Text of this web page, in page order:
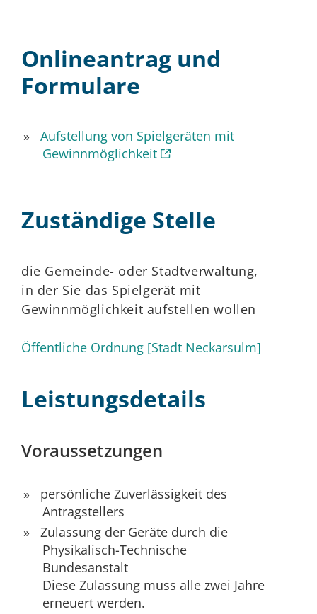
Onlineantrag und
Formulare
Aufstellung von Spielgeräten mit
Gewinnmöglichkeit
Zuständige Stelle
die Gemeinde- oder Stadtverwaltung,
in der Sie das Spielgerät mit
Gewinnmöglichkeit aufstellen wollen
Öffentliche Ordnung [Stadt Neckarsulm]
Leistungsdetails
Voraussetzungen
persönliche Zuverlässigkeit des
Antragstellers
Zulassung der Geräte durch die
Physikalisch-Technische
Bundesanstalt
Diese Zulassung muss alle zwei Jahre
erneuert werden.